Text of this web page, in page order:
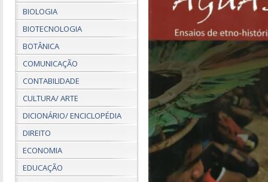
BIOLOGIA
BIOTECNOLOGIA
BOTÂNICA
COMUNICAÇÃO
CONTABILIDADE
CULTURA/ ARTE
DICIONÁRIO/ ENCICLOPÉDIA
DIREITO
ECONOMIA
EDUCAÇÃO